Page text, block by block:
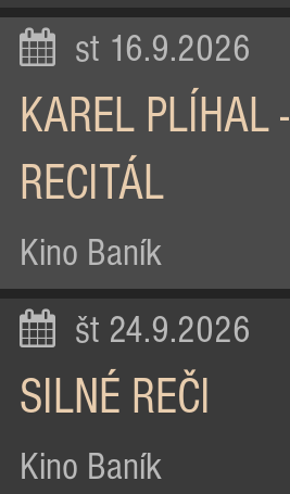
st 16.9.2026
KAREL PLÍHAL -
RECITÁL
Kino Baník
št 24.9.2026
SILNÉ REČI
Kino Baník